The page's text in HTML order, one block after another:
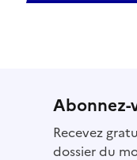
Recevez
dossier du